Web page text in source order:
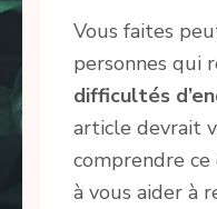
Vous faites
personnes qui
difficultés
article devrait
comprendre
à vous aider à